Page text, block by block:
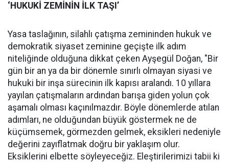
‘HUKUKİ ZEMİNİN İLK TAŞI’
Yasa taslağının, silahlı çatışma zemininden hukuk ve
demokratik siyaset zeminine geçişte ilk adım
niteliğinde olduğuna dikkat çeken Ayşegül Doğan, "Bir
gün bir an ya da bir dönemle sınırlı olmayan siyasi ve
hukuki bir inşa sürecinin ilk kapısı aralandı. 10 yıllara
yayılan çatışmaların ardından barışa giden yolun çok
aşamalı olması kaçınılmazdır. Böyle dönemlerde atılan
adımları, ne olduğundan büyük göstermek ne de
küçümsemek, görmezden gelmek, eksikleri nedeniyle
değerini zayıflatmak doğru bir yaklaşım olur.
Eksiklerini elbette söyleyeceğiz. Eleştirilerimizi tabii ki